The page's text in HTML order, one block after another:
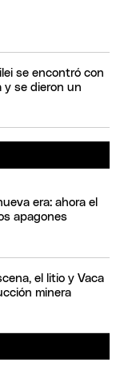
se encontró con
y se dieron un
era: ahora el
apagones
el litio y Vaca
minera